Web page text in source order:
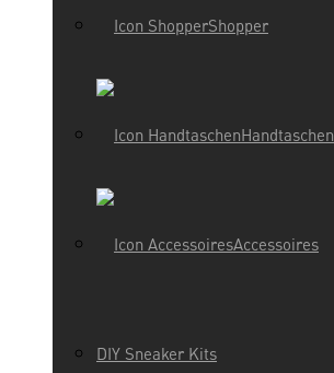
Shopper
Handtaschen
Accessoires
DIY Sneaker Kits